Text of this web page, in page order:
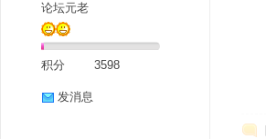
论坛元老
积分 3598
发消息